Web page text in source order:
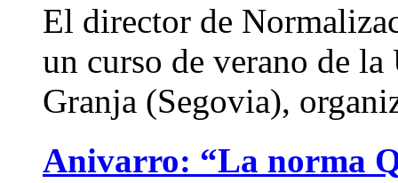
El director de
un curso de verano de
Granja (Segovia),
Anivarro: “La norma